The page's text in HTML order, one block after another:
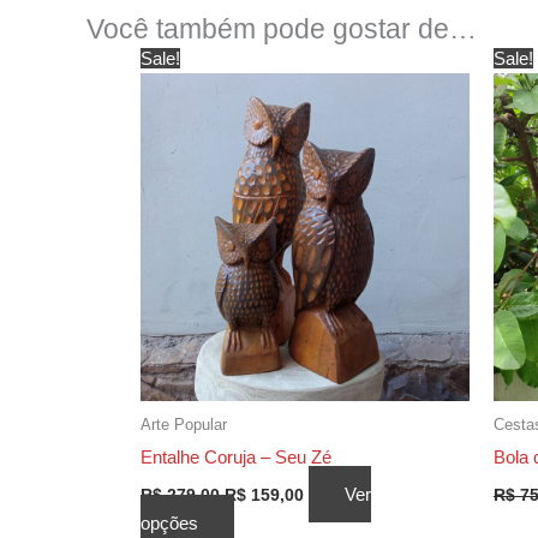
Você também pode gostar de…
Sale!
Arte Popular
Entalhe Coruja – Seu Zé
R$279,00 O
R$ 159,00O
Ver
opções
Sale!
Bola
R$